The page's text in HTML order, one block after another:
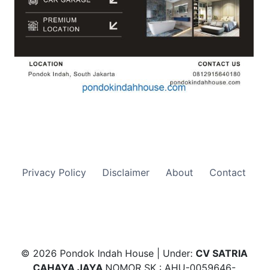
Privacy Policy Disclaimer About Contact
© 2026 Pondok Indah House | Under: CV SATRIA
CAHAYA JAYA NOMOR SK : AHU-0059646-